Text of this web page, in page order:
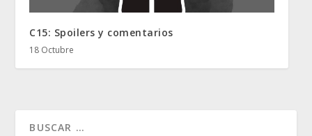
C15: Spoilers y comentarios
18 Octubre